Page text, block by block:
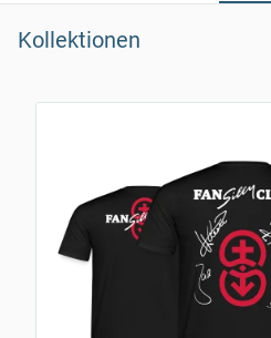
Kollektionen